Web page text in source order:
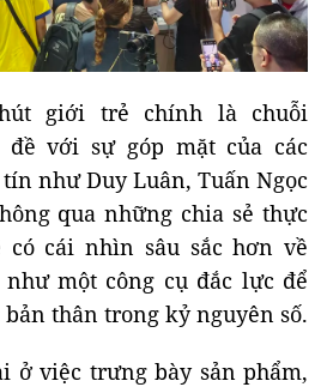
giới trẻ chính là chuỗi
đề với sự góp mặt của các
như Duy Luân, Tuấn Ngọc
qua những chia sẻ thực
có cái nhìn sâu sắc hơn về
một công cụ đắc lực để
thân trong kỷ nguyên số.
ở việc trưng bày sản phẩm,